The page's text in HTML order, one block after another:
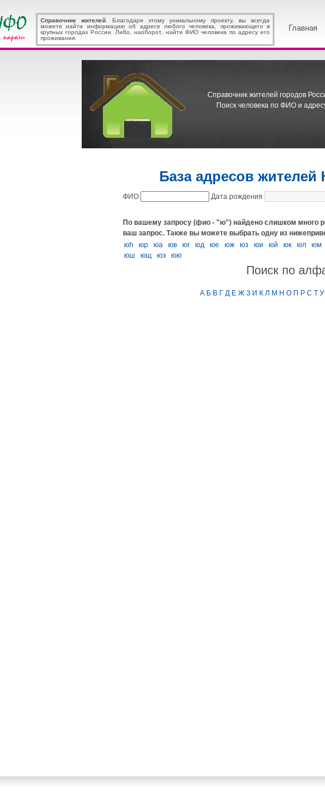
Справочник жителей. Благодаря этому уникальному проекту, вы всегда
можете найти информацию об адресе любого человека, проживающего в
крупных городах России. Либо, наоборот, найти ФИО человека по адресу его
проживания.
Главная
Справочник жителей городов
Поиск человека по ФИО и
База адресов жителей
ФИО Дата рождения
По вашему запросу (фио - "ю") найдено слишком много
ваш запрос. Также вы можете выбрать одну из
юh
юp юа юв юг юд юе юж юз юи юй юк юл юм
юш
ющ юэ юю
Поиск по
А Б В Г Д Е Ж З И К Л М Н О П Р С Т У